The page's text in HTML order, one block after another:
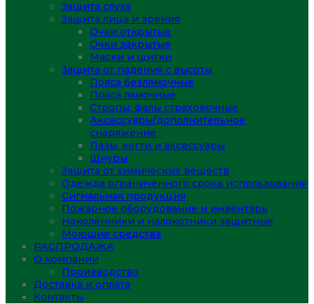
Защита слуха
Защита лица и зрения
Очки открытые
Очки закрытые
Маски и щитки
Защита от падения с высоты
Пояса безлямочные
Пояса лямочные
Стропы, фалы страховочные
Аксессуары/дополнительное
снаряжение
Лазы, когти и аксессуары
Шнуры
Защита от химических веществ
Одежда ограниченного срока использования
Сигнальная продукция
Пожарное оборудование и инвентарь
Наколенники и налокотники защитные
Моющие средства
РАСПРОДАЖА
О компании
Производство
Доставка и оплата
Контакты